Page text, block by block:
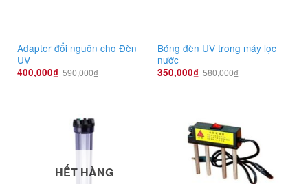
Adapter đổi nguồn cho Đèn
UV
400,000₫ 590,000₫
Bóng đèn UV trong máy lọc
nước
350,000₫ 580,000₫
HẾT HÀNG